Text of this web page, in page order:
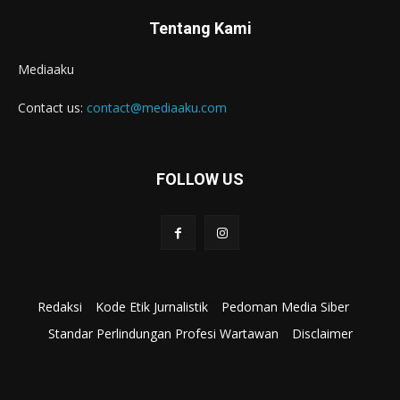
Tentang Kami
Mediaaku
Contact us: contact@mediaaku.com
FOLLOW US
Redaksi Kode Etik Jurnalistik
Pedoman Media Siber
Standar Perlindungan Profesi Wartawan
Disclaimer